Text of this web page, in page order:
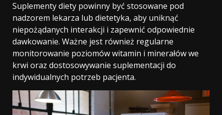
Suplementy diety powinny być stosowane pod
nadzorem lekarza lub dietetyka, aby uniknąć
niepożądanych interakcji i zapewnić odpowiednie
dawkowanie. Ważne jest również regularne
monitorowanie poziomów witamin i minerałów we
krwi oraz dostosowywanie suplementacji do
indywidualnych potrzeb pacjenta.